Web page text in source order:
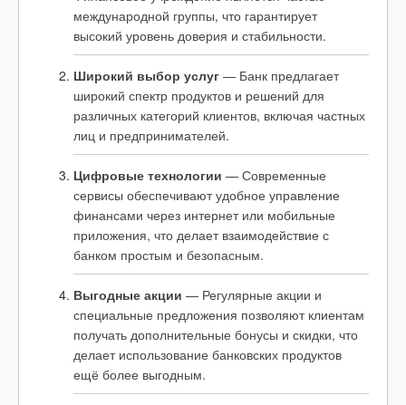
международной группы, что гарантирует
высокий уровень доверия и стабильности.
Широкий выбор услуг — Банк предлагает
широкий спектр продуктов и решений для
различных категорий клиентов, включая частных
лиц и предпринимателей.
Цифровые технологии — Современные
сервисы обеспечивают удобное управление
финансами через интернет или мобильные
приложения, что делает взаимодействие с
банком простым и безопасным.
Выгодные акции — Регулярные акции и
специальные предложения позволяют клиентам
получать дополнительные бонусы и скидки, что
делает использование банковских продуктов
ещё более выгодным.